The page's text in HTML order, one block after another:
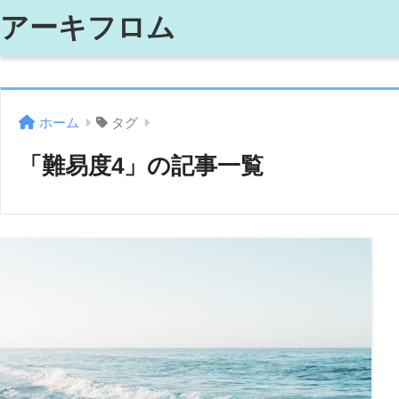
アーキフロム
ホーム タグ
「難易度4」の記事一覧